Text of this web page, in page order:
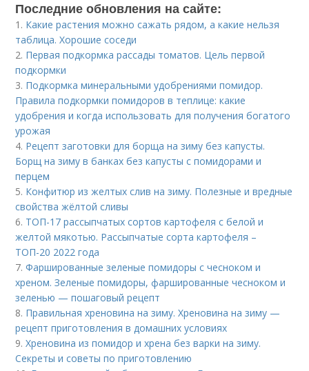
Последние обновления на сайте:
1. Какие растения можно сажать рядом, а какие нельзя
таблица. Хорошие соседи
2. Первая подкормка рассады томатов. Цель первой
подкормки
3. Подкормка минеральными удобрениями помидор.
Правила подкормки помидоров в теплице: какие
удобрения и когда использовать для получения богатого
урожая
4. Рецепт заготовки для борща на зиму без капусты.
Борщ на зиму в банках без капусты с помидорами и
перцем
5. Конфитюр из желтых слив на зиму. Полезные и вредные
свойства жёлтой сливы
6. ТОП-17 рассыпчатых сортов картофеля с белой и
желтой мякотью. Рассыпчатые сорта картофеля –
ТОП-20 2022 года
7.Фаршированные зеленые помидоры с чесноком и
хреном. Зеленые помидоры, фаршированные чесноком и
зеленью — пошаговый рецепт
8. Правильная хреновина на зиму. Хреновина на зиму —
рецепт приготовления в домашних условиях
9.Хреновина из помидор и хрена без варки на зиму.
Секреты и советы по приготовлению